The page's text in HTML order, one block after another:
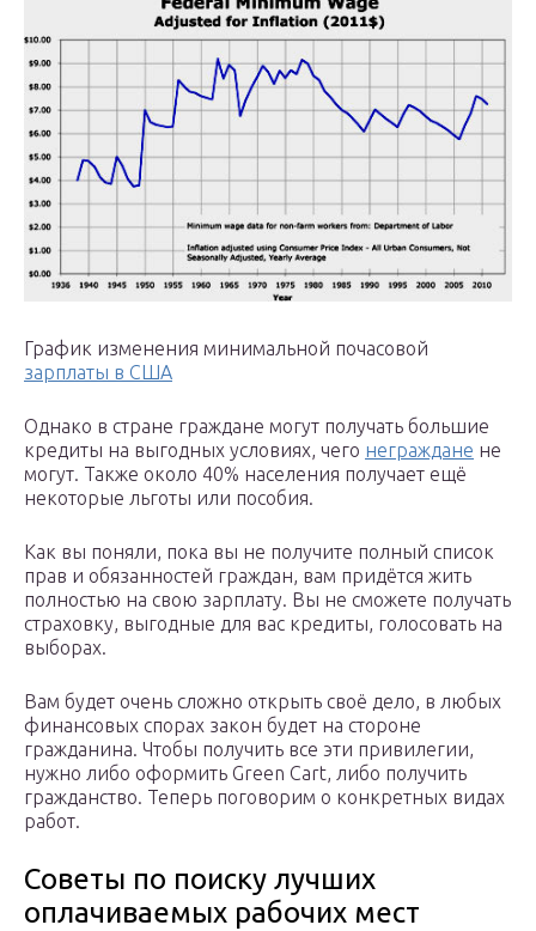
График изменения минимальной почасовой
зарплаты в США
Однако в стране граждане могут получать большие
кредиты на выгодных условиях, чего неграждане не
могут. Также около 40% населения получает ещё
некоторые льготы или пособия.
Как вы поняли, пока вы не получите полный список
прав и обязанностей граждан, вам придётся жить
полностью на свою зарплату. Вы не сможете получать
страховку, выгодные для вас кредиты, голосовать на
выборах.
Вам будет очень сложно открыть своё дело, в любых
финансовых спорах закон будет на стороне
гражданина. Чтобы получить все эти привилегии,
нужно либо оформить Green Cart, либо получить
гражданство. Теперь поговорим о конкретных видах
работ.
Советы по поиску лучших
оплачиваемых рабочих мест